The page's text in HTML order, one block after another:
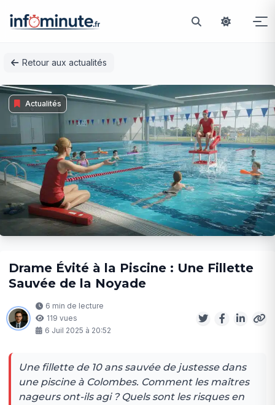
Retour aux actualités
Actualités
Drame Évité à la Piscine : Une Fillette
Sauvée de la Noyade
6 min de lecture
119 vues
6 Juil 2025 à 20:52
Une fillette de 10 ans sauvée de justesse dans
une piscine à Colombes. Comment les maîtres
nageurs ont-ils agi ? Quels sont les risques en